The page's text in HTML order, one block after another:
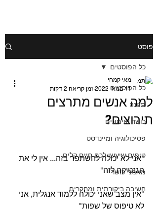
פוסט
כל הפוסטים
תזונה
כושר ואימונים
פסיכולוגיה ומיינדסט
טיפים שיעשו לכם חיים קלים
מאמני כושר
חשיבה ביקורתית ומחקרים
כל הפוסטים
למה אנשים מתרצים
תירוצים?⁣
מאי קמחי
11 במאי 2022
זמן קריאה 2 דקות
"אני לא יכולה להשתפר בזה... אין לי את
הגנטיקה לזה"⁣
"אין מצב שאני יכולה ללמוד אנגלית, אני
לא טיפוס של שפות"⁣